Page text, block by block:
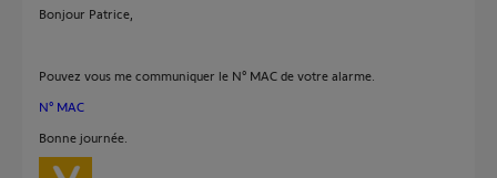
Bonjour Patrice,
Pouvez vous me communiquer le N° MAC de votre alarme.
N° MAC
Bonne journée.